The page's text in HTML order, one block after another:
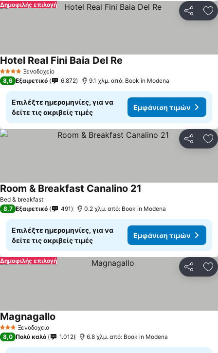
Δημοφιλής επιλογή
4 ΑστέριαΞενοδοχείο
Hotel Real Fini Baia Del Re
8,6 Εξαιρετικό 6.872 9.1 χλμ. από: Book in Modena
Επιλέξτε ημερομηνίες, για να
δείτε τις ακριβείς τιμές
Εμφάνιση τιμών
Bed & breakfast
Room & Breakfast Canalino 21
8,7 Εξαιρετικό 491 0.2 χλμ. από: Book in Modena
Επιλέξτε ημερομηνίες, για να
δείτε τις ακριβείς τιμές
Εμφάνιση τιμών
Δημοφιλής επιλογή
3 ΑστέριαΞενοδοχείο
Magnagallo
8,0 Πολύ καλό 1.012 6.8 χλμ. από: Book in Modena